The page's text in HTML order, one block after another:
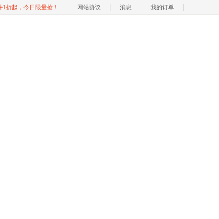
1折起，今日限量抢！ 网站协议 消息 我的订单